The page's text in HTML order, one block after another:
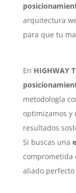
arquitectura
para que tu
En HIGHWAY
metodología
optimizamos y
resultados
Si buscas una
comprometida
aliado